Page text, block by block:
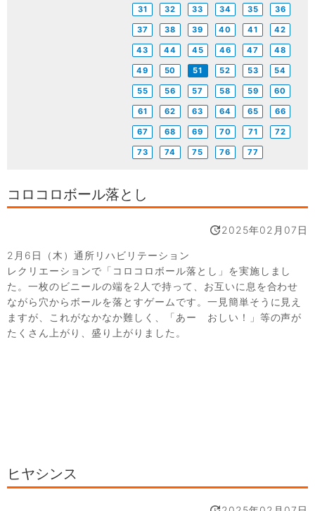
31 32 33 34 35 36
37 38 39 40 41 42
43 44 45 46 47 48
49 50 51 52 53 54
55 56 57 58 59 60
61 62 63 64 65 66
67 68 69 70 71 72
73 74 75 76 77
コロコロボール落とし
2025年02月07日
2月6日（木）通所リハビリテーション
レクリエーションで「コロコロボール落とし」を実施しまし
た。一枚のビニールの端を2人で持って、お互いに息を合わせ
ながら穴からボールを落とすゲームです。一見簡単そうに見え
ますが、これがなかなか難しく、「あー おしい！」等の声が
たくさん上がり、盛り上がりました。
ヒヤシンス